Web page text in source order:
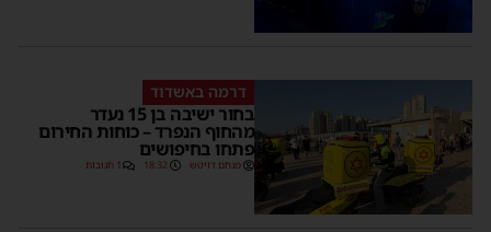
דרמה באשדוד
בחור ישיבה בן 15 נעדר
מהחוף הנפרד – כוחות החירום
פתחו בחיפושים
מנחם דויטש 18:32 1 תגובות